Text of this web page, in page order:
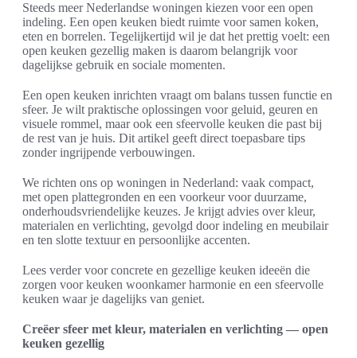
Steeds meer Nederlandse woningen kiezen voor een open
indeling. Een open keuken biedt ruimte voor samen koken,
eten en borrelen. Tegelijkertijd wil je dat het prettig voelt: een
open keuken gezellig maken is daarom belangrijk voor
dagelijkse gebruik en sociale momenten.
Een open keuken inrichten vraagt om balans tussen functie en
sfeer. Je wilt praktische oplossingen voor geluid, geuren en
visuele rommel, maar ook een sfeervolle keuken die past bij
de rest van je huis. Dit artikel geeft direct toepasbare tips
zonder ingrijpende verbouwingen.
We richten ons op woningen in Nederland: vaak compact,
met open plattegronden en een voorkeur voor duurzame,
onderhoudsvriendelijke keuzes. Je krijgt advies over kleur,
materialen en verlichting, gevolgd door indeling en meubilair
en ten slotte textuur en persoonlijke accenten.
Lees verder voor concrete en gezellige keuken ideeën die
zorgen voor keuken woonkamer harmonie en een sfeervolle
keuken waar je dagelijks van geniet.
Creëer sfeer met kleur, materialen en verlichting — open
keuken gezellig